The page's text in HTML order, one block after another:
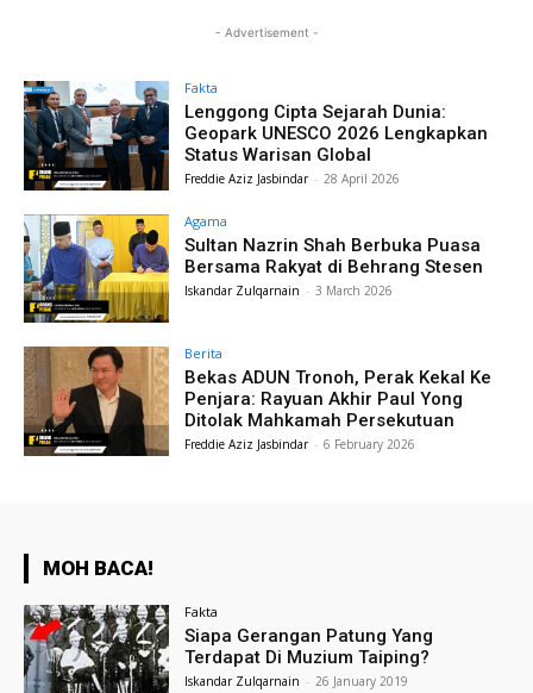
- Advertisement -
Fakta
Lenggong Cipta Sejarah Dunia:
Geopark UNESCO 2026 Lengkapkan
Status Warisan Global
Freddie Aziz Jasbindar - 28 April 2026
Agama
Sultan Nazrin Shah Berbuka Puasa
Bersama Rakyat di Behrang Stesen
Iskandar Zulqarnain - 3 March 2026
Berita
Bekas ADUN Tronoh, Perak Kekal Ke
Penjara: Rayuan Akhir Paul Yong
Ditolak Mahkamah Persekutuan
Freddie Aziz Jasbindar - 6 February 2026
MOH BACA!
Fakta
Siapa Gerangan Patung Yang
Terdapat Di Muzium Taiping?
Iskandar Zulqarnain - 26 January 2019